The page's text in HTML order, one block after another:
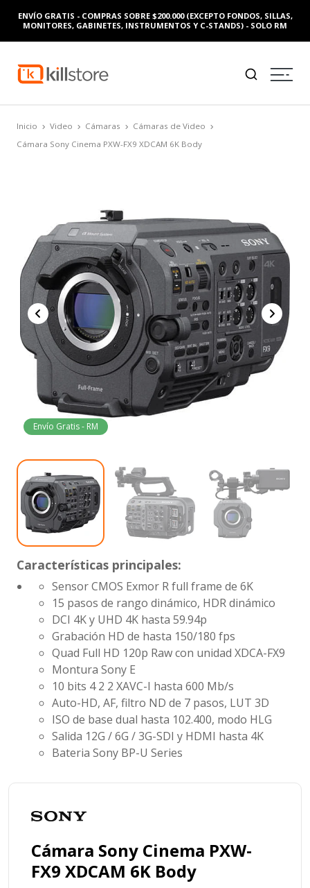
ENVÍO GRATIS - COMPRAS SOBRE $200.000 (EXCEPTO FONDOS, SILLAS,
MONITORES, GABINETES, INSTRUMENTOS Y C-STANDS) - SOLO RM
Inicio Video Cámaras
Cámaras de Video
Cámara Sony Cinema PXW-FX9 XDCAM 6K Body
Envío Gratis - RM
Características principales:
Sensor CMOS Exmor R full frame de 6K
15 pasos de rango dinámico, HDR dinámico
DCI 4K y UHD 4K hasta 59.94p
Grabación HD de hasta 150/180 fps
Quad Full HD 120p Raw con unidad XDCA-FX9
Montura Sony E
10 bits 42 2 XAVC-I hasta 600 Mb/s
Auto-HD, AF, filtro ND de 7 pasos, LUT 3D
ISO de base dual hasta 102.400, modo HLG
Salida 12G / 6G / 3G-SDI y HDMI hasta 4K
Bateria Sony BP-U Series
Cámara Sony Cinema PXW-
FX9 XDCAM 6K Body